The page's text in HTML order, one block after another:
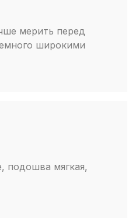
мерить перед
широкими
подошва мягкая,